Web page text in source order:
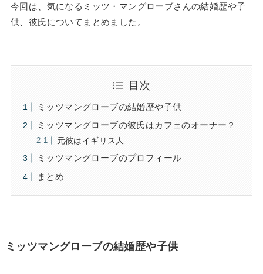
今回は、気になるミッツ・マングローブさんの結婚歴や子
供、彼氏についてまとめました。
目次
ミッツマングローブの結婚歴や子供
ミッツマングローブの彼氏はカフェのオーナー？
元彼はイギリス人
ミッツマングローブのプロフィール
まとめ
ミッツマングローブの結婚歴や子供